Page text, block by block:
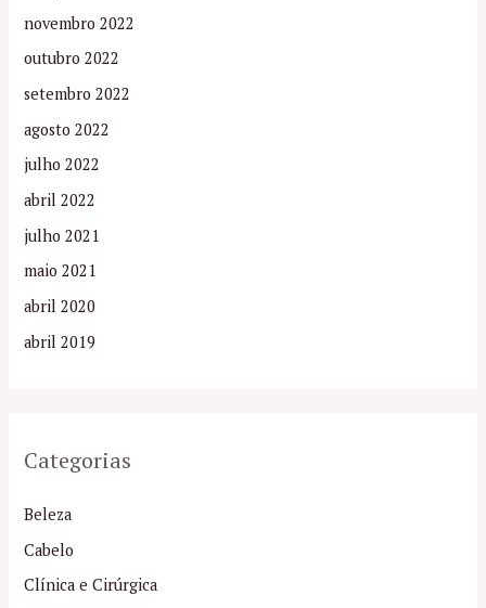
novembro 2022
outubro 2022
setembro 2022
agosto 2022
julho 2022
abril 2022
julho 2021
maio 2021
abril 2020
abril 2019
Categorias
Beleza
Cabelo
Clínica e Cirúrgica